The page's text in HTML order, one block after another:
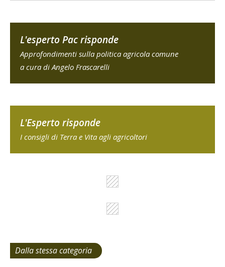
L'esperto Pac risponde
Approfondimenti sulla politica agricola comune
a cura di Angelo Frascarelli
L'Esperto risponde
I consigli di Terra e Vita agli agricoltori
Dalla stessa categoria